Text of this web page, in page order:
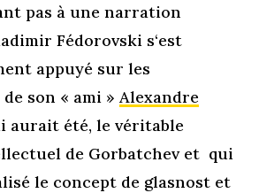
pas à une narration
Fédorovski s‘est
appuyé sur les
son « ami »Alexandre
aurait été, le véritable
de Gorbatchev et qui
le concept de glasnost et